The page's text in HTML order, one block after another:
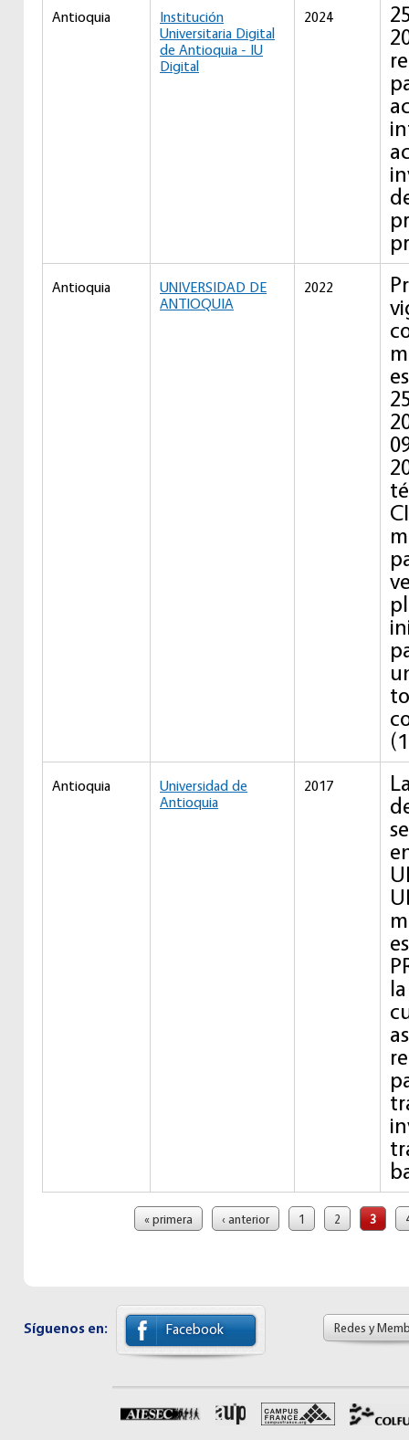
Antioquia
Institución
Universitaria Digital
de Antioquia - IU
Digital
2024
Antioquia
UNIVERSIDAD DE
ANTIOQUIA
2022
Antioquia
Universidad de
Antioquia
2017
« primera ‹ anterior 1 2 3
Síguenos en: Facebook Redes y